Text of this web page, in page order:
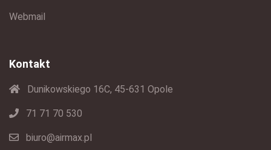
Webmail
Kontakt
Dunikowskiego 16C, 45-631 Opole
71 71 70 530
biuro@airmax.pl